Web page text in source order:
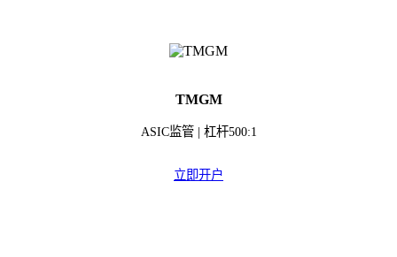
TMGM
ASIC监管 | 杠杆500:1
立即开户